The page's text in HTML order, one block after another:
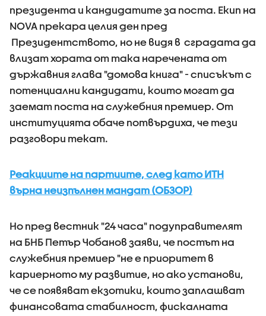
президента и кандидатите за поста. Екип на
NOVA прекара целия ден пред
Президентството, но не видя в сградата да
влизат хората от така наречената от
държавния глава "домова книга" - списъкът с
потенциални кандидати, които могат да
заемат поста на служебния премиер. От
институцията обаче потвърдиха, че тези
разговори текат.
Реакциите на партиите, след като ИТН
върна неизпълнен мандат (ОБЗОР)
Но пред вестник "24 часа" подуправителят
на БНБ Петър Чобанов заяви, че постът на
служебния премиер "не е приоритет в
кариерното му развитие, но ако установи,
че се появяват екзотики, които заплашват
финансовата стабилност, фискалната